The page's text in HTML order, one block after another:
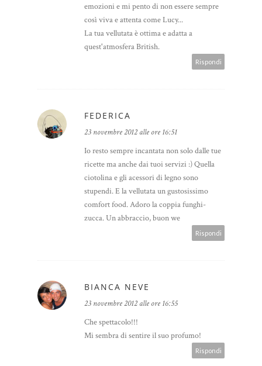
emozioni e mi pento di non essere sempre
così viva e attenta come Lucy...
La tua vellutata è ottima e adatta a
quest'atmosfera British.
Rispondi
FEDERICA
23 novembre 2012 alle ore 16:51
Io resto sempre incantata non solo dalle tue
ricette ma anche dai tuoi servizi :) Quella
ciotolina e gli acessori di legno sono
stupendi. E la vellutata un gustosissimo
comfort food. Adoro la coppia funghi-
zucca. Un abbraccio, buon we
Rispondi
BIANCA NEVE
23 novembre 2012 alle ore 16:55
Che spettacolo!!!
Mi sembra di sentire il suo profumo!
Rispondi